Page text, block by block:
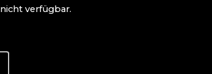
verfügbar.